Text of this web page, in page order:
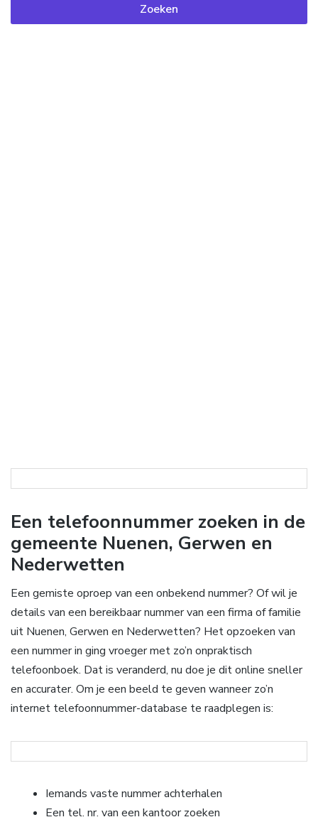
Een telefoonnummer zoeken in de
gemeente Nuenen, Gerwen en
Nederwetten
Een gemiste oproep van een onbekend nummer? Of wil je
details van een bereikbaar nummer van een firma of familie
uit Nuenen, Gerwen en Nederwetten? Het opzoeken van
een nummer in ging vroeger met zo’n onpraktisch
telefoonboek. Dat is veranderd, nu doe je dit online sneller
en accurater. Om je een beeld te geven wanneer zo’n
internet telefoonnummer-database te raadplegen is:
Iemands vaste nummer achterhalen
Een tel. nr. van een kantoor zoeken